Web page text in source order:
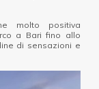
molto positiva
a Bari fino allo
di sensazioni e